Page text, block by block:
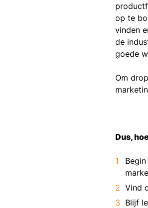
op te
vinden
de
goede
Om
Dus,
Vind
Blijf